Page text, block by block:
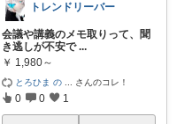
トレンドリーバー
会議や講義のメモ取りって、聞
き逃しが不安で ...
￥ 1,980～
とろひま の さんのコレ！
0 0 1